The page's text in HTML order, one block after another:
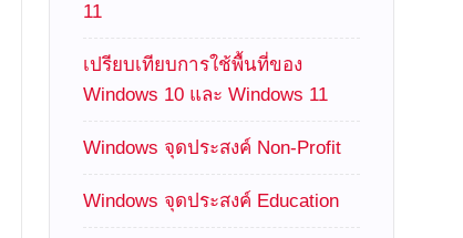
11
เปรียบเทียบการใช้พื้นที่ของ
Windows 10 และ Windows 11
Windows จุดประสงค์ Non-Profit
Windows จุดประสงค์ Education